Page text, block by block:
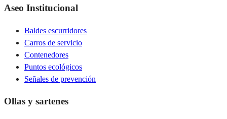
Aseo Institucional
Baldes escurridores
Carros de servicio
Contenedores
Puntos ecológicos
Señales de prevención
Ollas y sartenes